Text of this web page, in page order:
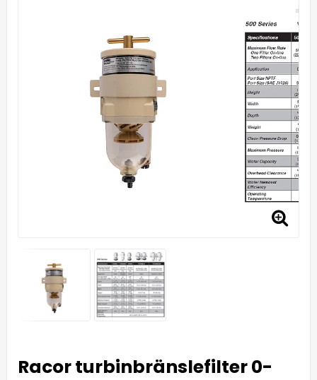
Racor turbinbränslefilter 0-